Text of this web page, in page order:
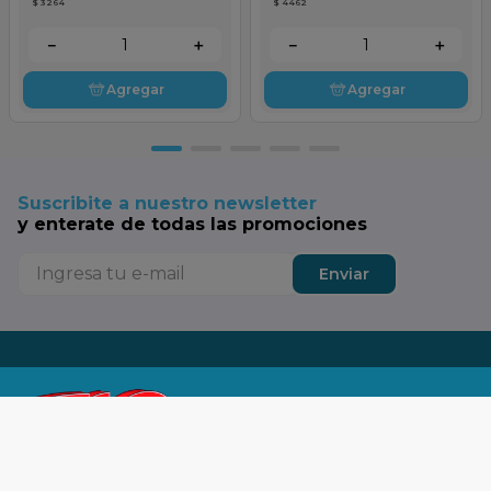
$ 3264
＋
－
Agregar
$ 4462
＋
－
Agregar
Suscribite a nuestro newsletter
y enterate de todas las promociones
Enviar